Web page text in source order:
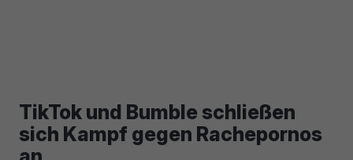
TikTok und Bumble schließen
sich Kampf gegen Rachepornos